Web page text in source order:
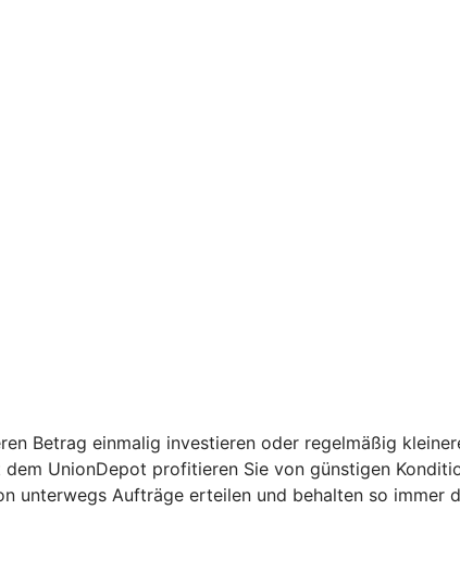
Betrag einmalig investieren oder regelmäßig
UnionDepot profitieren Sie von günstigen
unterwegs Aufträge erteilen und behalten so immer